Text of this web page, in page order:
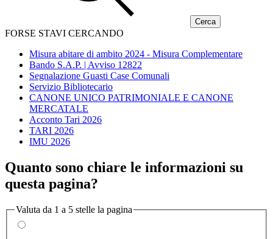
FORSE STAVI CERCANDO
Misura abitare di ambito 2024 - Misura Complementare
Bando S.A.P. | Avviso 12822
Segnalazione Guasti Case Comunali
Servizio Bibliotecario
CANONE UNICO PATRIMONIALE E CANONE
MERCATALE
Acconto Tari 2026
TARI 2026
IMU 2026
Quanto sono chiare le informazioni su
questa pagina?
Valuta da 1 a 5 stelle la pagina